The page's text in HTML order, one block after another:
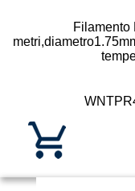
Filamento